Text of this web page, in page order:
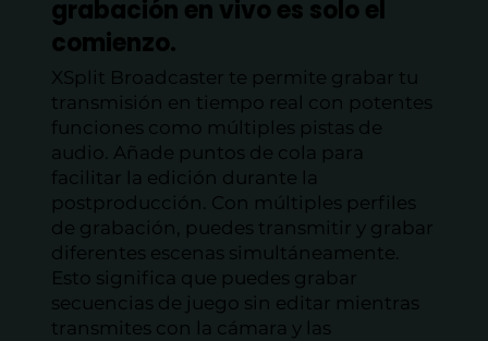
grabación en vivo es solo el
comienzo.
XSplit Broadcaster te permite grabar tu
transmisión en tiempo real con potentes
funciones como múltiples pistas de
audio. Añade puntos de cola para
facilitar la edición durante la
postproducción. Con múltiples perfiles
de grabación, puedes transmitir y grabar
diferentes escenas simultáneamente.
Esto significa que puedes grabar
secuencias de juego sin editar mientras
transmites con la cámara y las